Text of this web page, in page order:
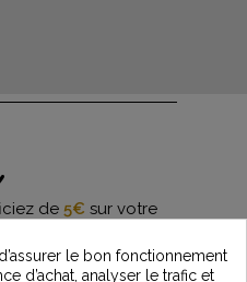
de 5€ sur votre
nouveautés
le bon fonctionnement
d’achat, analyser le trafic et